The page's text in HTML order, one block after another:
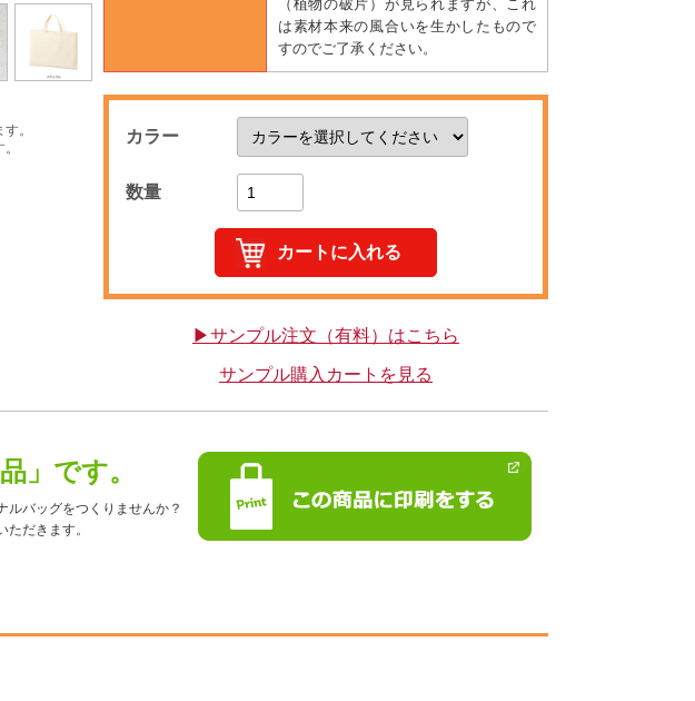
。
（植物の破片）が見られますが、これ
は素材本来の風合いを生かしたもので
すのでご了承ください。
カラー
数量
▶サンプル注文（有料）はこちら
サンプル購入カートを見る
」です。
ルバッグをつくりませんか？
だきます。